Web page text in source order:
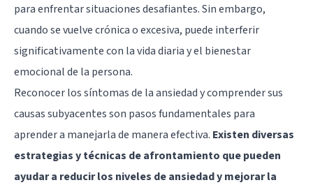
para enfrentar situaciones desafiantes. Sin embargo,
cuando se vuelve crónica o excesiva, puede interferir
significativamente con la vida diaria y el bienestar
emocional de la persona.
Reconocer los síntomas de la ansiedad y comprender sus
causas subyacentes son pasos fundamentales para
aprender a manejarla de manera efectiva. Existen diversas
estrategias y técnicas de afrontamiento que pueden
ayudar a reducir los niveles de ansiedad y mejorar la